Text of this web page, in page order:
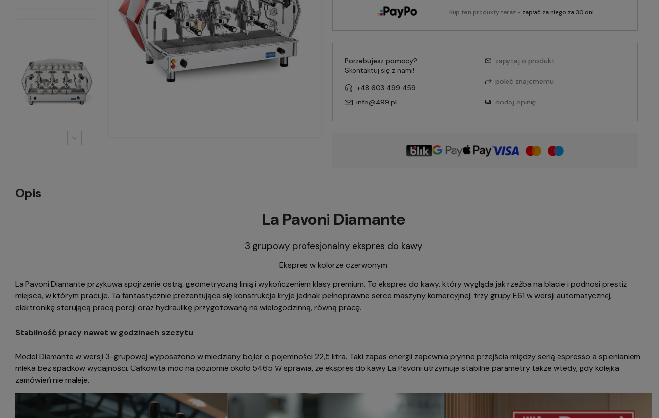
Kup ten produkty teraz - zapłać za niego za 30 dni
Porzebujesz pomocy?
Skontaktuj się z nami!
+48 603 499 459
info@499.pl
zapytaj o produkt
poleć znajomemu
dodaj opinię
Opis
La Pavoni Diamante
3 grupowy profesjonalny ekspres do kawy
Ekspres w kolorze czerwonym
La Pavoni Diamante przykuwa spojrzenie ostrą, geometryczną linią i wykończeniem klasy premium. To ekspres do kawy, który wygląda jak rzeźba na blacie i podnosi prestiż
miejsca, w którym pracuje. Ta fantastycznie prezentująca się konstrukcja kryje jednak pełnoprawne serce maszyny komercyjnej: trzy grupy E61 w wersji automatycznej,
elektronikę sterującą pracą porcji oraz hydraulikę przygotowaną na wielogodzinną, równą pracę.
Stabilność pracy nawet w godzinach szczytu
Model Diamante w wersji 3-grupowej wyposażono w miedziany bojler o pojemności 22,5 litra. Taki zapas energii zapewnia płynne przejścia między serią espresso a spienianiem
mleka bez spadków wydajności. Całkowita moc na poziomie około 5465 W sprawia, że ekspres do kawy La Pavoni utrzymuje stabilne parametry także wtedy, gdy kolejka
zamówień nie maleje.